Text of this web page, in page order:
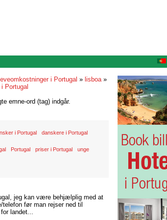
leveomkostninger i Portugal » lisboa»
Portugal
emne-ord (tag) indgår.
i Portugal danskere i Portugal
Portugal priser i Portugal unge
jeg kan være behjælplig med at
før man rejser ned til
landet...